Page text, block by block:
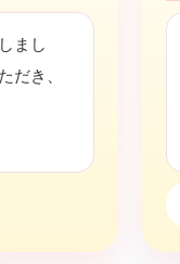
まし
だき、